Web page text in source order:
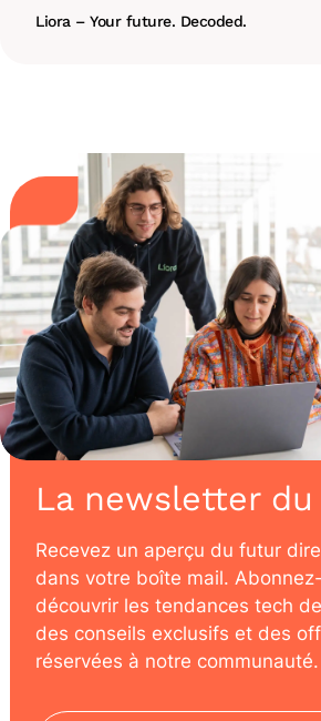
Liora – Your future. Decoded.
La newsletter
Recevez un aperçu du futur
dans votre boîte mail.
découvrir les tendances tech
des conseils exclusifs et des
réservées à notre communauté.